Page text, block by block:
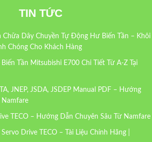
TIN TỨC
Chữa Dây Chuyền Tự Động Hư Biến Tần – Khôi
Chóng Cho Khách Hàng
Tần Mitsubishi E700 Chi Tiết Từ A-Z Tại
JNEP, JSDA, JSDEP Manual PDF – Hướng
Namfare
TECO – Hướng Dẫn Chuyên Sâu Từ Namfare
Drive TECO – Tài Liệu Chính Hãng |